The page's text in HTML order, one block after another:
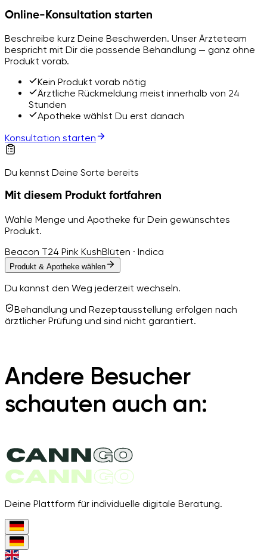
Online-Konsultation starten
Beschreibe kurz Deine Beschwerden. Unser Ärzteteam
bespricht mit Dir die passende Behandlung — ganz ohne
Produkt vorab.
Kein Produkt vorab nötig
Ärztliche Rückmeldung meist innerhalb von 24
Stunden
Apotheke wählst Du erst danach
Konsultation starten
Du kennst Deine Sorte bereits
Mit diesem Produkt fortfahren
Wähle Menge und Apotheke für Dein gewünschtes
Produkt.
Beacon T24 Pink KushBlüten · Indica
Produkt & Apotheke wählen
Du kannst den Weg jederzeit wechseln.
Behandlung und Rezeptausstellung erfolgen nach
ärztlicher Prüfung und sind nicht garantiert.
Andere Besucher
schauten auch an:
Deine Plattform für individuelle digitale Beratung.